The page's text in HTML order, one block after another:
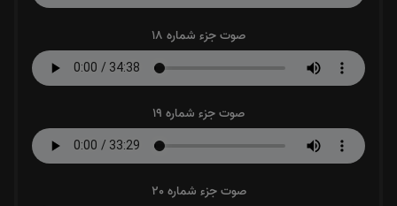
صوت جزء شماره 18
صوت جزء شماره 19
صوت جزء شماره 20